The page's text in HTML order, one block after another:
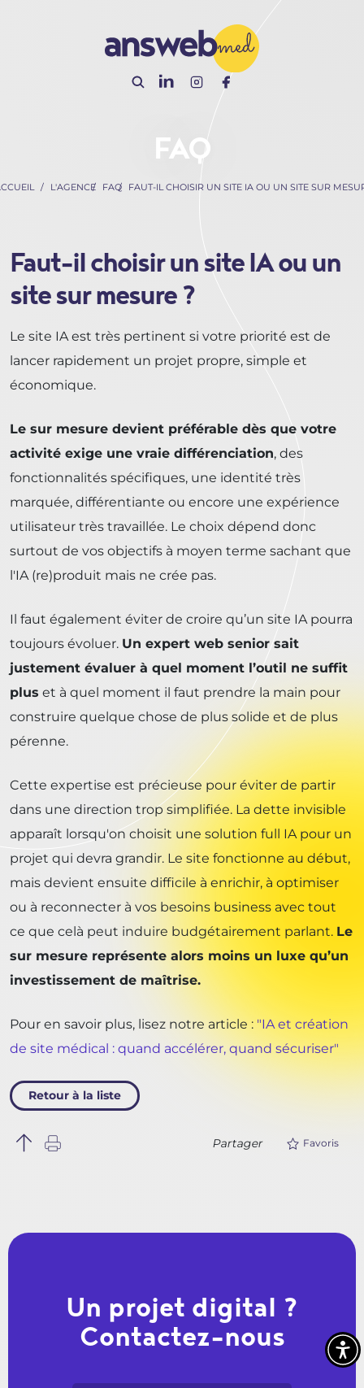
FAQ
L'AGENCE FAQ FAUT-IL CHOISIR UN SITE IA OU UN SITE SUR
Faut-il choisir un site IA ou un
site sur mesure ?
Le site IA est très pertinent si votre priorité est de
lancer rapidement un projet propre, simple et
économique.
Le sur mesure devient préférable dès que votre
activité exige une vraie différenciation, des
fonctionnalités spécifiques, une identité très
marquée, différentiante ou encore une expérience
utilisateur très travaillée. Le choix dépend donc
surtout de vos objectifs à moyen terme sachant que
l'IA (re)produit mais ne crée pas.
Il faut également éviter de croire qu’un site IA pourra
toujours évoluer. Un expert web senior sait
justement évaluer à quel moment l’outil ne suffit
plus et à quel moment il faut prendre la main pour
construire quelque chose de plus solide et de plus
pérenne.
Cette expertise est précieuse pour éviter de partir
dans une direction trop simplifiée. La dette invisible
apparaît lorsqu'on choisit une solution full IA pour un
projet qui devra grandir. Le site fonctionne au début,
mais devient ensuite difficile à enrichir, à optimiser
ou à reconnecter à vos besoins business avec tout
ce que celà peut induire budgétairement parlant. Le
sur mesure représente alors moins un luxe qu’un
investissement de maîtrise.
Pour en savoir plus, lisez notre article : "IA et création
de site médical : quand accélérer, quand sécuriser"
Retour à la liste
Partager Favoris
Un projet digital ?
Contactez-nous